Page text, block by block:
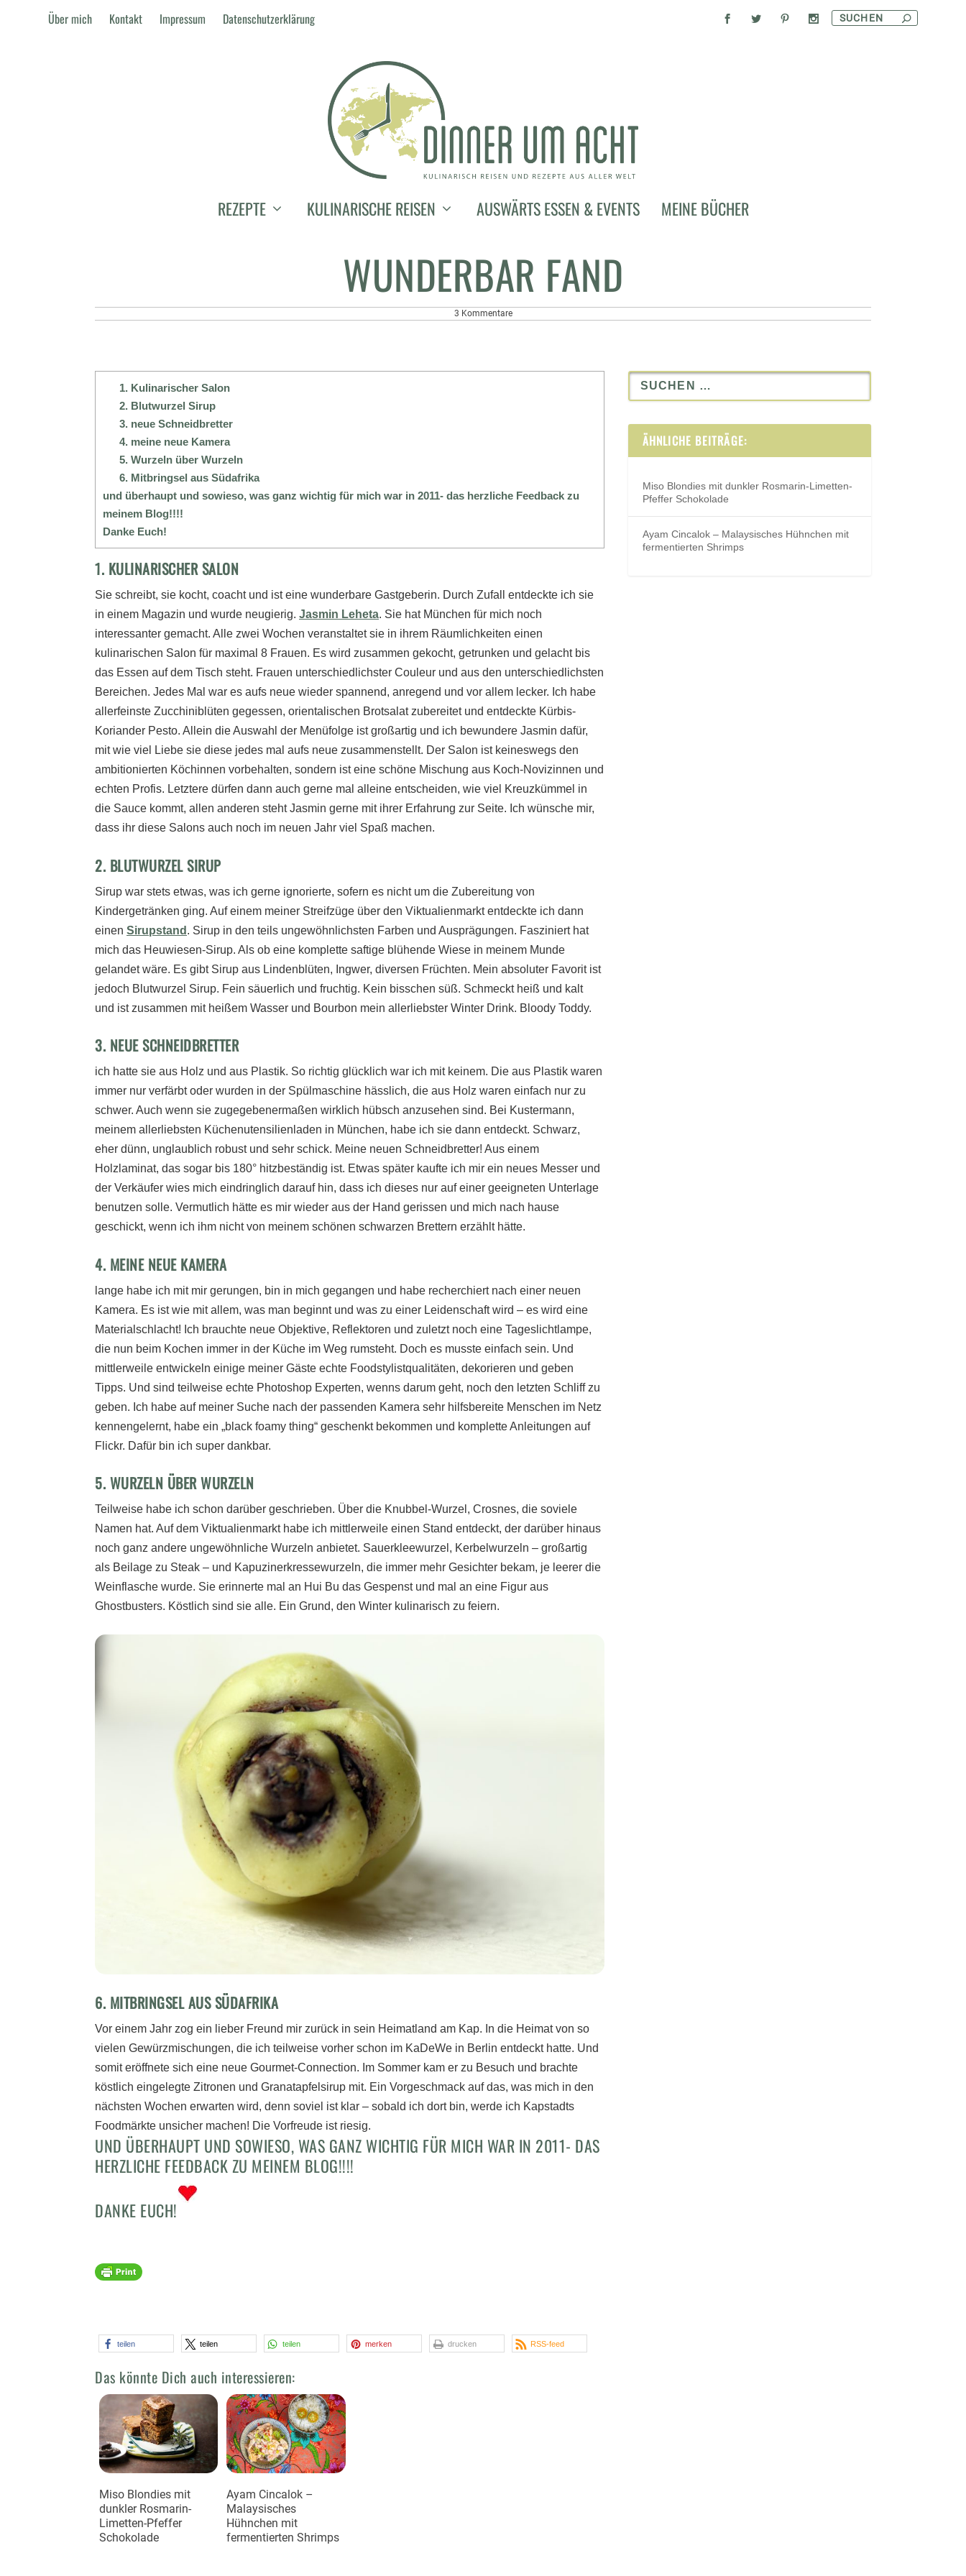
Über mich Kontakt Impressum Datenschutzerklärung
REZEPTE KULINARISCHE REISEN AUSWÄRTS ESSEN & EVENTS MEINE BÜCHER
2. Januar 2012
6 DINGE UND ERLEBNISSE IN 2011, DIE ICH
WUNDERBAR FAND
3 Kommentare
1. Kulinarischer Salon
2. Blutwurzel Sirup
3. neue Schneidbretter
4. meine neue Kamera
5. Wurzeln über Wurzeln
6. Mitbringsel aus Südafrika
und überhaupt und sowieso, was ganz wichtig für mich war in 2011- das herzliche Feedback zu
meinem Blog!!!!
Danke Euch!
1. KULINARISCHER SALON
Sie schreibt, sie kocht, coacht und ist eine wunderbare Gastgeberin. Durch Zufall entdeckte ich sie
in einem Magazin und wurde neugierig. Jasmin Leheta. Sie hat München für mich noch
interessanter gemacht. Alle zwei Wochen veranstaltet sie in ihrem Räumlichkeiten einen
kulinarischen Salon für maximal 8 Frauen. Es wird zusammen gekocht, getrunken und gelacht bis
das Essen auf dem Tisch steht. Frauen unterschiedlichster Couleur und aus den unterschiedlichsten
Bereichen. Jedes Mal war es aufs neue wieder spannend, anregend und vor allem lecker. Ich habe
allerfeinste Zucchiniblüten gegessen, orientalischen Brotsalat zubereitet und entdeckte Kürbis-
Koriander Pesto. Allein die Auswahl der Menüfolge ist großartig und ich bewundere Jasmin dafür,
mit wie viel Liebe sie diese jedes mal aufs neue zusammenstellt. Der Salon ist keineswegs den
ambitionierten Köchinnen vorbehalten, sondern ist eine schöne Mischung aus Koch-Novizinnen und
echten Profis. Letztere dürfen dann auch gerne mal alleine entscheiden, wie viel Kreuzkümmel in
die Sauce kommt, allen anderen steht Jasmin gerne mit ihrer Erfahrung zur Seite. Ich wünsche mir,
dass ihr diese Salons auch noch im neuen Jahr viel Spaß machen.
2. BLUTWURZEL SIRUP
Sirup war stets etwas, was ich gerne ignorierte, sofern es nicht um die Zubereitung von
Kindergetränken ging. Auf einem meiner Streifzüge über den Viktualienmarkt entdeckte ich dann
einen Sirupstand . Sirup in den teils ungewöhnlichsten Farben und Ausprägungen. Fasziniert hat
mich das Heuwiesen-Sirup. Als ob eine komplette saftige blühende Wiese in meinem Munde
gelandet wäre. Es gibt Sirup aus Lindenblüten, Ingwer, diversen Früchten. Mein absoluter Favorit ist
jedoch Blutwurzel Sirup. Fein säuerlich und fruchtig. Kein bisschen süß. Schmeckt heiß und kalt
und ist zusammen mit heißem Wasser und Bourbon mein allerliebster Winter Drink. Bloody Toddy.
3. NEUE SCHNEIDBRETTER
ich hatte sie aus Holz und aus Plastik. So richtig glücklich war ich mit keinem. Die aus Plastik waren
immer nur verfärbt oder wurden in der Spülmaschine hässlich, die aus Holz waren einfach nur zu
schwer. Auch wenn sie zugegebenermaßen wirklich hübsch anzusehen sind. Bei Kustermann,
meinem allerliebsten Küchenutensilienladen in München, habe ich sie dann entdeckt. Schwarz,
eher dünn, unglaublich robust und sehr schick. Meine neuen Schneidbretter! Aus einem
Holzlaminat, das sogar bis 180° hitzbeständig ist. Etwas später kaufte ich mir ein neues Messer und
der Verkäufer wies mich eindringlich darauf hin, dass ich dieses nur auf einer geeigneten Unterlage
benutzen solle. Vermutlich hätte es mir wieder aus der Hand gerissen und mich nach hause
geschickt, wenn ich ihm nicht von meinem schönen schwarzen Brettern erzählt hätte.
4. MEINE NEUE KAMERA
lange habe ich mit mir gerungen, bin in mich gegangen und habe recherchiert nach einer neuen
Kamera. Es ist wie mit allem, was man beginnt und was zu einer Leidenschaft wird – es wird eine
Materialschlacht! Ich brauchte neue Objektive, Reflektoren und zuletzt noch eine Tageslichtlampe,
die nun beim Kochen immer in der Küche im Weg rumsteht. Doch es musste einfach sein. Und
mittlerweile entwickeln einige meiner Gäste echte Foodstylistqualitäten, dekorieren und geben
Tipps. Und sind teilweise echte Photoshop Experten, wenns darum geht, noch den letzten Schliff zu
geben. Ich habe auf meiner Suche nach der passenden Kamera sehr hilfsbereite Menschen im Netz
kennengelernt, habe ein „black foamy thing“ geschenkt bekommen und komplette Anleitungen auf
Flickr. Dafür bin ich super dankbar.
5. WURZELN ÜBER WURZELN
Teilweise habe ich schon darüber geschrieben. Über die Knubbel-Wurzel, Crosnes, die soviele
Namen hat. Auf dem Viktualienmarkt habe ich mittlerweile einen Stand entdeckt, der darüber hinaus
noch ganz andere ungewöhnliche Wurzeln anbietet. Sauerkleewurzel, Kerbelwurzeln – großartig
als Beilage zu Steak – und Kapuzinerkressewurzeln, die immer mehr Gesichter bekam, je leerer die
Weinflasche wurde. Sie erinnerte mal an Hui Bu das Gespenst und mal an eine Figur aus
Ghostbusters. Köstlich sind sie alle. Ein Grund, den Winter kulinarisch zu feiern.
6. MITBRINGSEL AUS SÜDAFRIKA
Vor einem Jahr zog ein lieber Freund mir zurück in sein Heimatland am Kap. In die Heimat von so
vielen Gewürzmischungen, die ich teilweise vorher schon im KaDeWe in Berlin entdeckt hatte. Und
somit eröffnete sich eine neue Gourmet-Connection. Im Sommer kam er zu Besuch und brachte
köstlich eingelegte Zitronen und Granatapfelsirup mit. Ein Vorgeschmack auf das, was mich in den
nächsten Wochen erwarten wird, denn soviel ist klar – sobald ich dort bin, werde ich Kapstadts
Foodmärkte unsicher machen! Die Vorfreude ist riesig.
UND ÜBERHAUPT UND SOWIESO, WAS GANZ WICHTIG FÜR MICH WAR IN 2011- DAS
HERZLICHE FEEDBACK ZU MEINEM BLOG!!!!
DANKE EUCH!
teilen teilen teilen merken drucken RSS-feed
Das könnte Dich auch interessieren:
Miso Blondies mit
dunkler Rosmarin-
Limetten-Pfeffer
Schokolade
Ayam Cincalok –
Malaysisches
Hühnchen mit
fermentierten Shrimps
ÄHNLICHE BEITRÄGE:
Miso Blondies mit dunkler Rosmarin-Limetten-
Pfeffer Schokolade
Ayam Cincalok – Malaysisches Hühnchen mit
fermentierten Shrimps